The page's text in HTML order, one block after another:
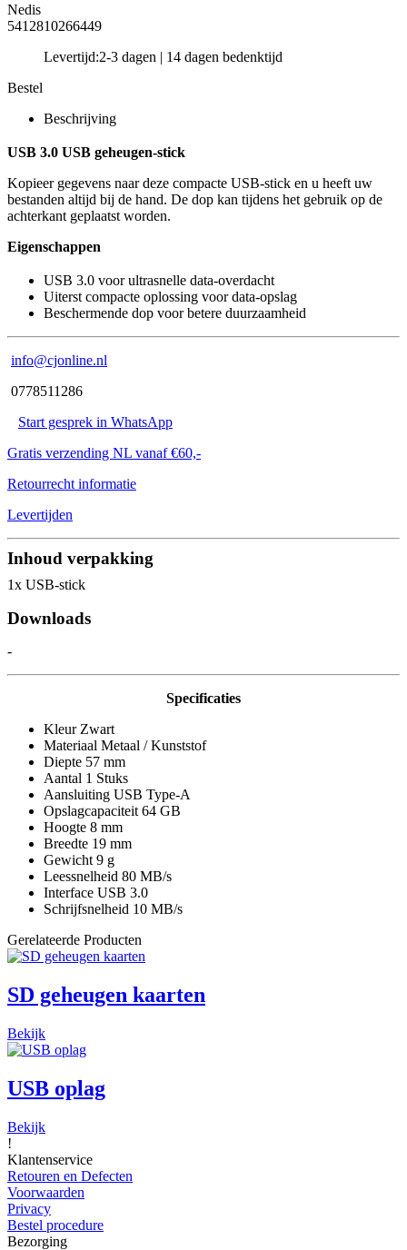
Nedis
5412810266449
Levertijd:2-3 dagen | 14 dagen bedenktijd
Bestel
Beschrijving
USB 3.0 USB geheugen-stick
Kopieer gegevens naar deze compacte USB-stick en u heeft uw
bestanden altijd bij de hand. De dop kan tijdens het gebruik op de
achterkant geplaatst worden.
Eigenschappen
USB 3.0 voor ultrasnelle data-overdacht
Uiterst compacte oplossing voor data-opslag
Beschermende dop voor betere duurzaamheid
info@cjonline.nl
0778511286
Start gesprek in WhatsApp
Gratis verzending NL vanaf €60,-
Retourrecht informatie
Levertijden
Inhoud verpakking
1x USB-stick
Downloads
-
Specificaties
Kleur Zwart
Materiaal Metaal / Kunststof
Diepte 57 mm
Aantal 1 Stuks
Aansluiting USB Type-A
Opslagcapaciteit 64 GB
Hoogte 8 mm
Breedte 19 mm
Gewicht 9 g
Leessnelheid 80 MB/s
Interface USB 3.0
Schrijfsnelheid 10 MB/s
Gerelateerde Producten
SD geheugen kaarten
Bekijk
USB oplag
Bekijk
!
Klantenservice
Retouren en Defecten
Voorwaarden
Privacy
Bestel procedure
Bezorging